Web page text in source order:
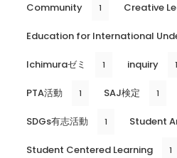
Community 1 Creative
Education for International
Ichimuraゼミ 1 inquiry 1
PTA活動 1 SAJ検定 1
SDGs有志活動 1 Student
Student Centered Learning 1